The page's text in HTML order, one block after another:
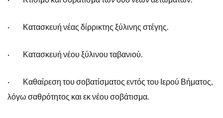
· Κατασκευή νέας δίρρικτης ξύλινης στέγης.
· Κατασκευή νέου ξύλινου ταβανιού.
· Καθαίρεση του σοβατίσματος εντός του Ιερού Βήματος,
λόγω σαθρότητος και εκ νέου σοβάτισμα.